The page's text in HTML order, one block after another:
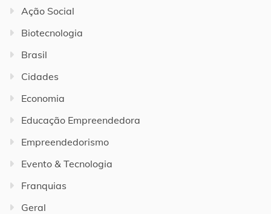
Ação Social
Biotecnologia
Brasil
Cidades
Economia
Educação Empreendedora
Empreendedorismo
Evento & Tecnologia
Franquias
Geral